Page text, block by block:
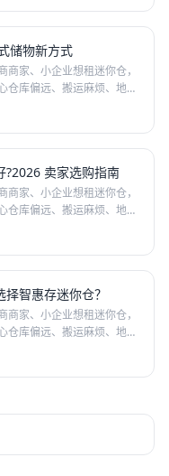
储物新方式
家、小企业想租迷你仓，
仓库偏远、搬运麻烦、地下
遍布天河、海珠、番禺、
?2026 卖家选购指南
家、小企业想租迷你仓，
仓库偏远、搬运麻烦、地下
遍布天河、海珠、番禺、
智惠存迷你仓？
家、小企业想租迷你仓，
仓库偏远、搬运麻烦、地下
遍布天河、海珠、番禺、